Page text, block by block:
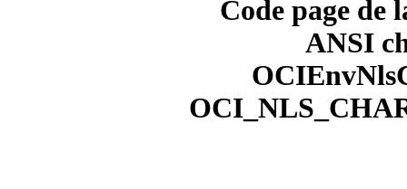
Code page de
ANSI